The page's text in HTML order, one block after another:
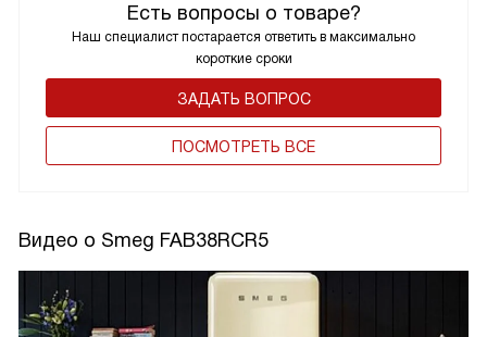
Есть вопросы о товаре?
Наш специалист постарается ответить в максимально
короткие сроки
ЗАДАТЬ ВОПРОС
ПОCМОТРЕТЬ ВСЕ
Видео о Smeg FAB38RCR5